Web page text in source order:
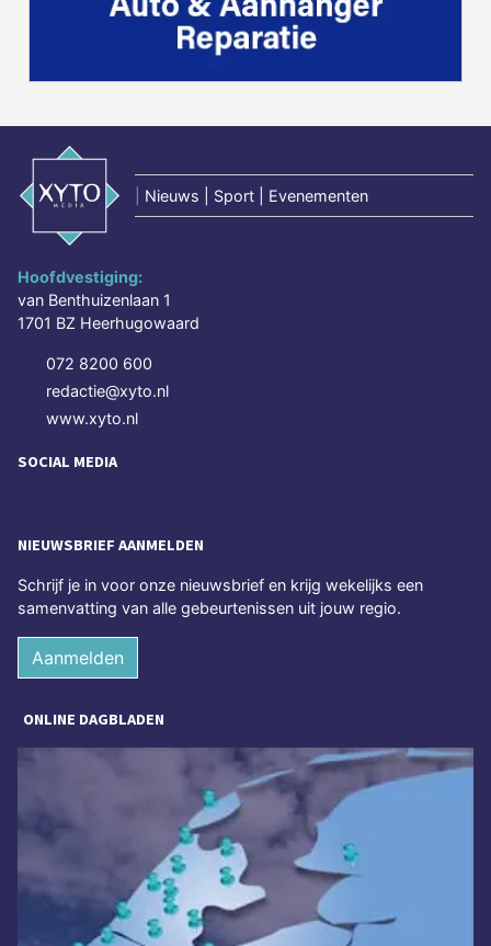
Nieuws | Sport | Evenementen
Hoofdvestiging:
van Benthuizenlaan 1
1701 BZ Heerhugowaard
072 8200 600
redactie@xyto.nl
www.xyto.nl
SOCIAL MEDIA
NIEUWSBRIEF AANMELDEN
Schrijf je in voor onze nieuwsbrief en krijg wekelijks een
samenvatting van alle gebeurtenissen uit jouw regio.
Aanmelden
ONLINE DAGBLADEN